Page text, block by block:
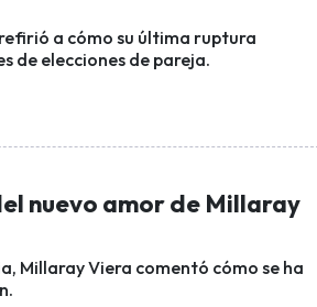
a cómo su última ruptura
de elecciones de pareja.
nuevo amor de Millaray
Millaray Viera comentó cómo se ha